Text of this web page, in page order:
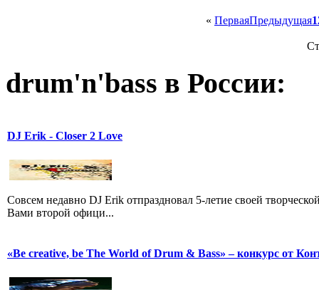
« ПерваяПредыдущая1
drum'n'bass в России:
DJ Erik - Closer 2 Love
Совсем недавно DJ Erik отпраздновал 5-летие своей
Вами второй офици...
«Be creative, be The World of Drum & Bass» – конкурс от